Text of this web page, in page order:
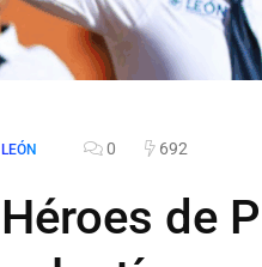
LEÓN 0 692
Héroes de